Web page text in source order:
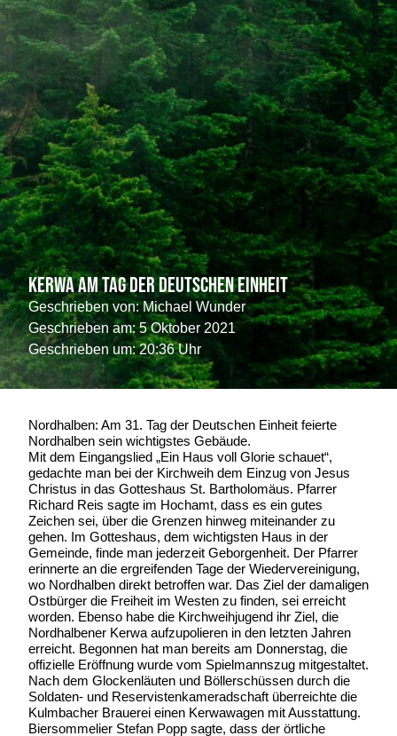
Kerwa am Tag der Deutschen Einheit
Geschrieben von:Michael Wunder
Geschrieben am: 5 Oktober 2021
Geschrieben um: 20:36 Uhr
Nordhalben: Am 31. Tag der Deutschen Einheit feierte
Nordhalben sein wichtigstes Gebäude.
Mit dem Eingangslied „Ein Haus voll Glorie schauet“,
gedachte man bei der Kirchweih dem Einzug von Jesus
Christus in das Gotteshaus St. Bartholomäus. Pfarrer
Richard Reis sagte im Hochamt, dass es ein gutes
Zeichen sei, über die Grenzen hinweg miteinander zu
gehen. Im Gotteshaus, dem wichtigsten Haus in der
Gemeinde, finde man jederzeit Geborgenheit. Der Pfarrer
erinnerte an die ergreifenden Tage der Wiedervereinigung,
wo Nordhalben direkt betroffen war. Das Ziel der damaligen
Ostbürger die Freiheit im Westen zu finden, sei erreicht
worden. Ebenso habe die Kirchweihjugend ihr Ziel, die
Nordhalbener Kerwa aufzupolieren in den letzten Jahren
erreicht. Begonnen hat man bereits am Donnerstag, die
offizielle Eröffnung wurde vom Spielmannszug mitgestaltet.
Nach dem Glockenläuten und Böllerschüssen durch die
Soldaten- und Reservistenkameradschaft überreichte die
Kulmbacher Brauerei einen Kerwawagen mit Ausstattung.
Biersommelier Stefan Popp sagte, dass der örtliche